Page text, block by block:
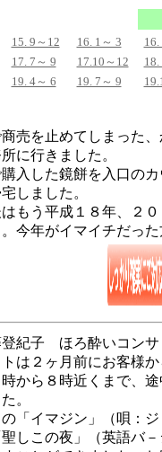
15. 9～12 16. 1～ 3
17. 7～ 9
17.10～12
19. 4～ 6
19. 7～ 9
売を止めてしまった
に行きました。
入した鏡餅を入口の
しました。
はもう平成１８年、２
。今年がイマイチだっ
登紀子 ほろ酔いコン
は２ヶ月前にお客様
から８時近くまで、
。
の「イマジン」（唄：
しこの夜」（英語バ